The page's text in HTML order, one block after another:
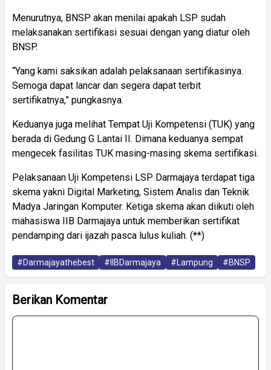
Menurutnya, BNSP akan menilai apakah LSP sudah
melaksanakan sertifikasi sesuai dengan yang diatur oleh
BNSP.
“Yang kami saksikan adalah pelaksanaan sertifikasinya.
Semoga dapat lancar dan segera dapat terbit
sertifikatnya,” pungkasnya.
Keduanya juga melihat Tempat Uji Kompetensi (TUK) yang
berada di Gedung G Lantai II. Dimana keduanya sempat
mengecek fasilitas TUK masing-masing skema sertifikasi.
Pelaksanaan Uji Kompetensi LSP Darmajaya terdapat tiga
skema yakni Digital Marketing, Sistem Analis dan Teknik
Madya Jaringan Komputer. Ketiga skema akan diikuti oleh
mahasiswa IIB Darmajaya untuk memberikan sertifikat
pendamping dari ijazah pasca lulus kuliah. (**)
#Darmajayathebest #IIBDarmajaya #Lampung #BNSP
Berikan Komentar